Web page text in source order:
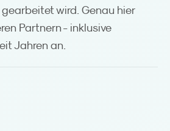
wird. Genau hier
Partnern - inklusive
Jahren an.